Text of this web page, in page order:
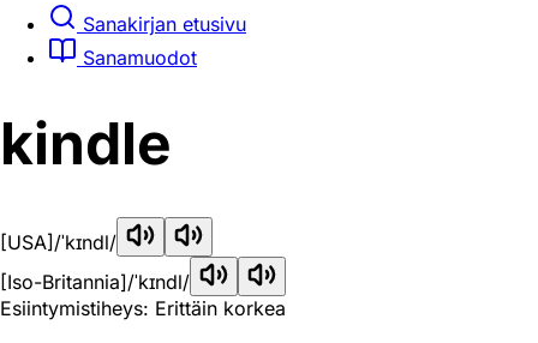
Sanakirjan etusivu
Sanamuodot
kindle
[USA] /ˈkɪndl/
[Iso-Britannia]/ˈkɪndl/
Esiintymistiheys: Erittäin korkea